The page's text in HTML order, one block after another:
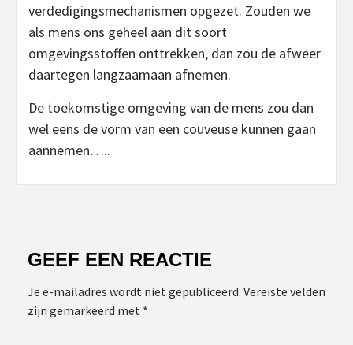
verdedigingsmechanismen opgezet. Zouden we
als mens ons geheel aan dit soort
omgevingsstoffen onttrekken, dan zou de afweer
daartegen langzaamaan afnemen.
De toekomstige omgeving van de mens zou dan
wel eens de vorm van een couveuse kunnen gaan
aannemen…..
GEEF EEN REACTIE
Je e-mailadres wordt niet gepubliceerd. Vereiste velden
zijn gemarkeerd met *